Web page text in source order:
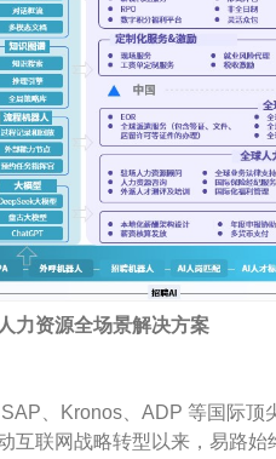
力资源全场景解决方案
、Kronos、ADP 等国际顶
联网战略转型以来，易路始